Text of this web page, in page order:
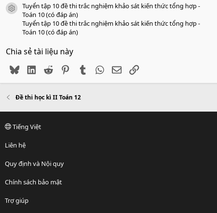
icon tài liệu
Tuyển tập 10 đề thi trắc nghiệm khảo sát kiến thức tổng hợp -
Toán 10 (có đáp án)
Tuyển tập 10 đề thi trắc nghiệm khảo sát kiến thức tổng hợp -
Toán 10 (có đáp án)
Chia sẻ tài liệu này
BlueskyLinkedIn
Reddit PinterestTumblr WhatsApp
EmailLink
Đề thi học kì II Toán 12
Tiếng Việt
Liên hệ
Quy định và Nội quy
Chính sách bảo mật
Trợ giúp